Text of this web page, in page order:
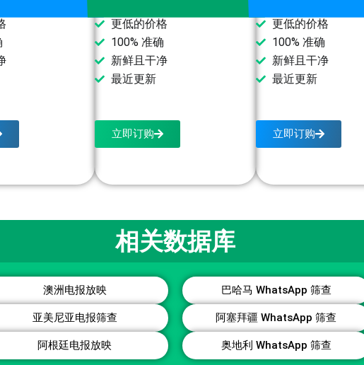
更低的价格
100% 准确
新鲜且干净
最近更新
立即订购
更低的价格
100% 准确
新鲜且干净
最近更新
立即订购
相关数据库
澳洲电报放映
亚美尼亚电报筛查
阿根廷电报放映
巴哈马 WhatsApp 筛查
阿塞拜疆 WhatsApp 筛查
奥地利 WhatsApp 筛查